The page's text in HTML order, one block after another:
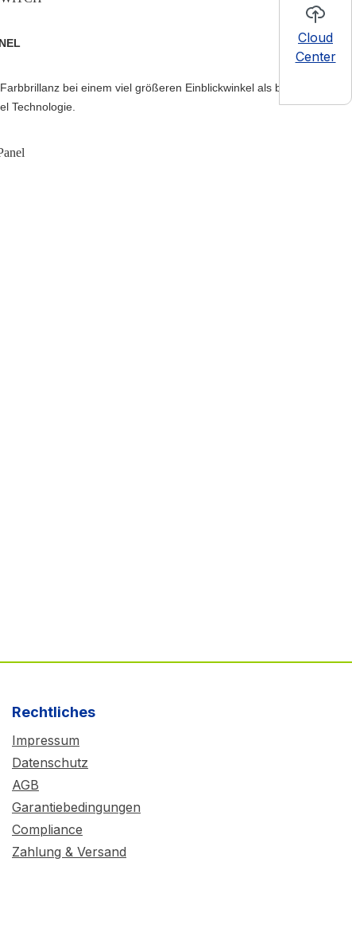
Cloud
Center
bei einem viel größeren Einblickwinkel als bei der
Technologie.
Rechtliches
Impressum
Datenschutz
AGB
Garantiebedingungen
Compliance
Zahlung & Versand